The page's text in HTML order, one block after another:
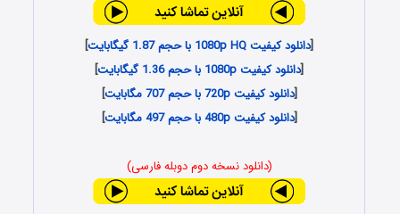
[دانلود کیفیت 1080p HQ با حجم 1.87 گیگابایت
]
[دانلود کیفیت 1080p با حجم 1.36 گیگابایت
]
[دانلود کیفیت 720p با حجم 707 مگابایت
]
[دانلود کیفیت 480p با حجم 497 مگابایت ]
(دانلود نسخه دوم دوبله فارسی)